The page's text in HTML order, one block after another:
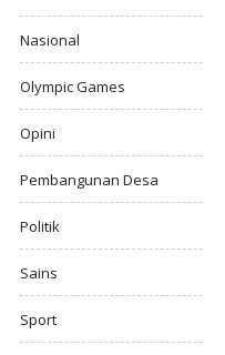
Nasional
Olympic Games
Opini
Pembangunan Desa
Politik
Sains
Sport